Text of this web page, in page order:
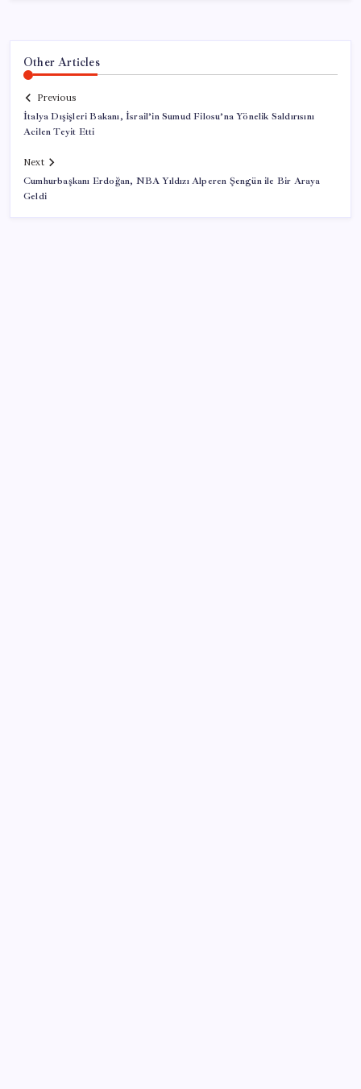
Other Articles
Previous
İtalya Dışişleri Bakanı, İsrail’in Sumud Filosu’na Yönelik Saldırısını
Acilen Teyit Etti
Next
Cumhurbaşkanı Erdoğan, NBA Yıldızı Alperen Şengün ile Bir Araya
Geldi